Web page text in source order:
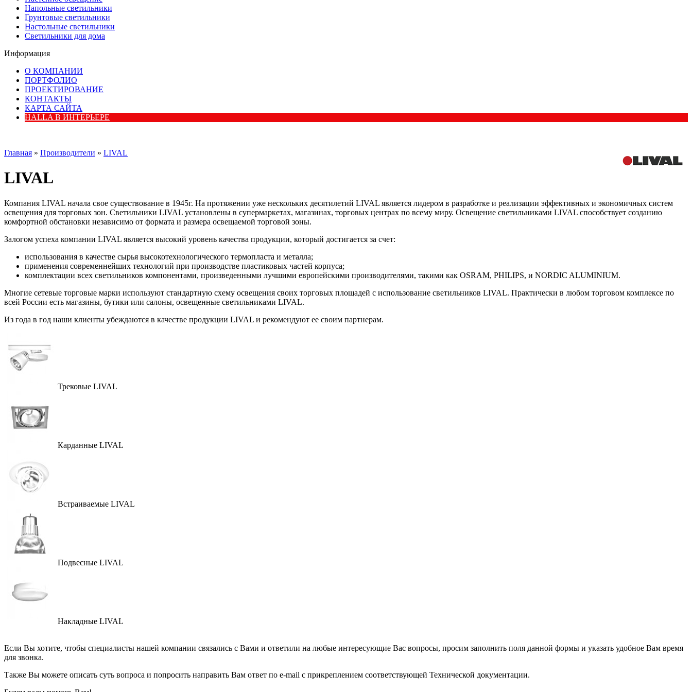
Напольные светильники
Грунтовые светильники
Настольные светильники
Светильники для дома
Информация
О КОМПАНИИ
ПОРТФОЛИО
ПРОЕКТИРОВАНИЕ
КОНТАКТЫ
КАРТА САЙТА
HALLA В ИНТЕРЬЕРЕ
Главная » Производители » LIVAL
LIVAL
Компания LIVAL начала свое существование в 1945г. На протяжении уже нескольких десятилетий LIVAL является лидером в разработке и реализации эффективных и экономичных систем
освещения для торговых зон. Светильники LIVAL установлены в супермаркетах, магазинах, торговых центрах по всему миру. Освещение светильниками LIVAL способствует созданию
комфортной обстановки независимо от формата и размера освещаемой торговой зоны.
Залогом успеха компании LIVAL является высокий уровень качества продукции, который достигается за счет:
использования в качестве сырья высокотехнологического термопласта и металла;
применения современнейших технологий при производстве пластиковых частей корпуса;
комплектации всех светильников компонентами, произведенными лучшими европейскими производителями, такими как OSRAM, PHILIPS, и NORDIC ALUMINIUM.
Многие сетевые торговые марки используют стандартную схему освещения своих торговых площадей с использование светильников LIVAL. Практически в любом торговом комплексе по
всей России есть магазины, бутики или салоны, освещенные светильниками LIVAL.
Из года в год наши клиенты убеждаются в качестве продукции LIVAL и рекомендуют ее своим партнерам.
Трековые LIVAL
Карданные LIVAL
Встраиваемые LIVAL
Подвесные LIVAL
Накладные LIVAL
Если Вы хотите, чтобы специалисты нашей компании связались с Вами и ответили на любые интересующие Вас вопросы, просим заполнить поля данной формы и указать удобное Вам время
для звонка.
Также Вы можете описать суть вопроса и попросить направить Вам ответ по e-mail с прикреплением соответствующей Технической документации.